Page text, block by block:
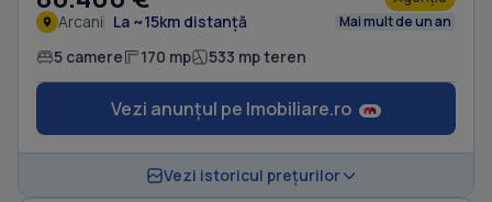
Arcani La ~15km distanță Mai mult de un an
5 camere 170 mp 533 mp teren
Vezi anunțul pe Imobiliare.ro
Vezi istoricul prețurilor